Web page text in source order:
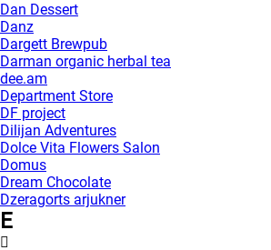
Dan Dessert
Danz
Dargett Brewpub
Darman organic herbal tea
dee.am
Department Store
DF project
Dilijan Adventures
Dolce Vita Flowers Salon
Domus
Dream Chocolate
Dzeragorts arjukner
E